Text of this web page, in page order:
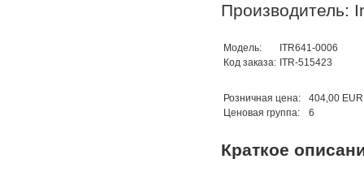
Производитель:
Модель:
ITR641-0006
Код заказа: ITR-515423
Розничная цена:
404,00 EUR
Ценовая группа:
6
Краткое